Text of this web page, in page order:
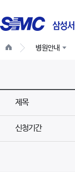
병원안내
제목
신청기간